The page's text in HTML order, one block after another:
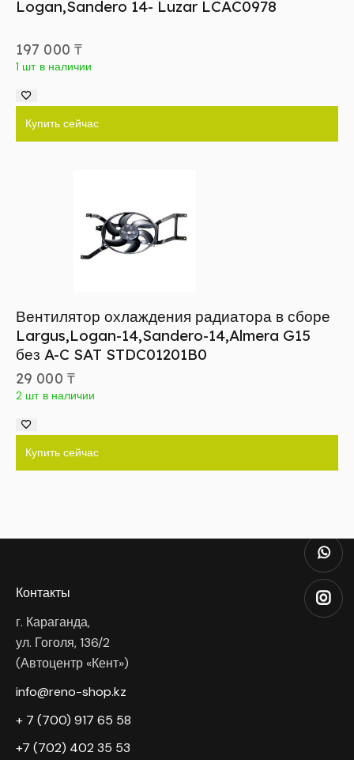
Logan,Sandero 14- Luzar LCAC0978
197 000 ₸
1 шт в наличии
Купить сейчас
Вентилятор охлаждения радиатора в сборе
Largus,Logan-14,Sandero-14,Almera G15
без A-C SAT STDC01201B0
29 000 ₸
2 шт в наличии
Купить сейчас
Контакты
г. Караганда,
ул. Гоголя, 136/2
(Автоцентр «Кент»)
info@reno-shop.kz
+ 7 (700) 917 65 58
+7 (702) 402 35 53